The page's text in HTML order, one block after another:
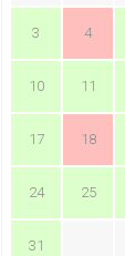
3 4
10 11
17 18
24 25
31